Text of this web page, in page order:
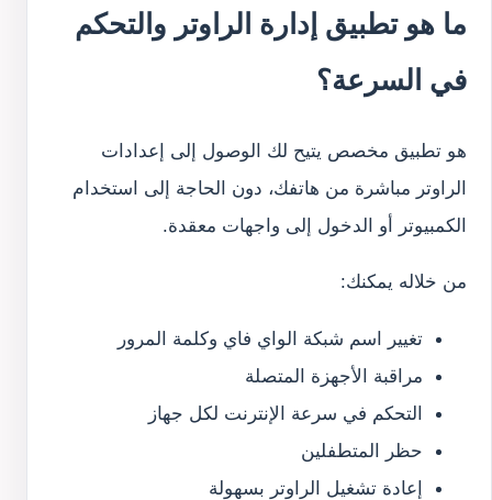
ما هو تطبيق إدارة الراوتر والتحكم
في السرعة؟
هو تطبيق مخصص يتيح لك الوصول إلى إعدادات
الراوتر مباشرة من هاتفك، دون الحاجة إلى استخدام
الكمبيوتر أو الدخول إلى واجهات معقدة.
من خلاله يمكنك:
تغيير اسم شبكة الواي فاي وكلمة المرور
مراقبة الأجهزة المتصلة
التحكم في سرعة الإنترنت لكل جهاز
حظر المتطفلين
إعادة تشغيل الراوتر بسهولة